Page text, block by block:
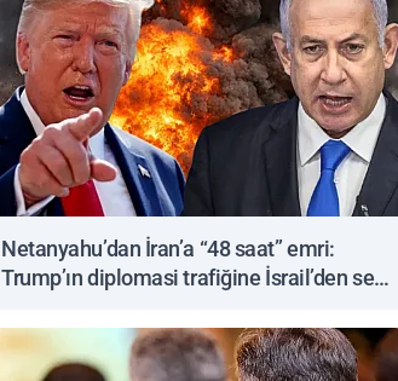
Netanyahu’dan İran’a “48 saat” emri:
Trump’ın diplomasi trafiğine İsrail’den sert